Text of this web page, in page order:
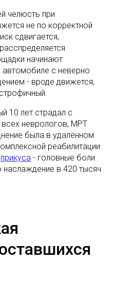
челюсть при
не по корректной
сдвигается,
начинают
автомобиле с неверно
- вроде движется,
10 лет страдал с
неврологов, МРТ
была в удалённом
реабилитации
прикуса - головные боли
наслаждение в 420 тысяч